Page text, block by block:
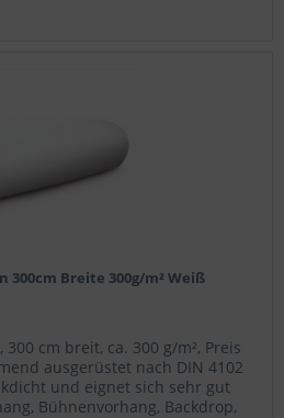
Breite 300g/m² Weiß
cm breit, ca. 300 g/m², Preis
ausgerüstet nach DIN 4102
und eignet sich sehr gut
Bühnenvorhang, Backdrop,